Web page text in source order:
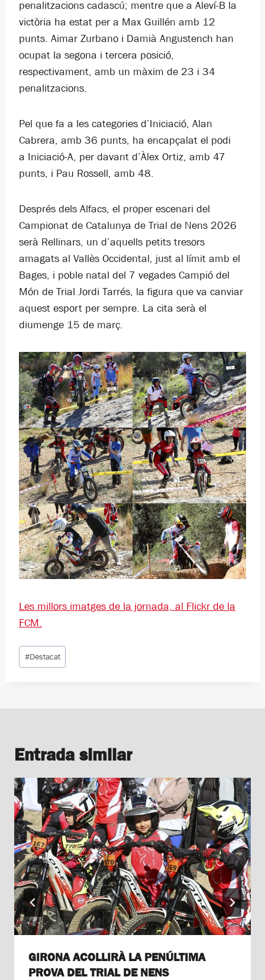
penalitzacions cadascú; mentre que a Aleví-B la
victòria ha estat per a Max Guillén amb 12
punts. Aimar Zurbano i Damià Angustench han
ocupat la segona i tercera posició,
respectivament, amb un màxim de 23 i 34
penalitzacions.
Pel que fa a les categories d’Iniciació, Alan
Cabrera, amb 36 punts, ha encapçalat el podi
a Iniciació-A, per davant d’Àlex Ortiz, amb 47
punts, i Pau Rossell, amb 48.
Després dels Alfacs, el proper escenari del
Campionat de Catalunya de Trial de Nens 2026
serà Rellinars, un d’aquells petits tresors
amagats al Vallès Occidental, just al límit amb el
Bages, i poble natal del 7 vegades Campió del
Món de Trial Jordi Tarrés, la figura que va canviar
aquest esport per sempre. La cita serà el
diumenge 15 de març.
Les millors imatges de la jornada, al Flickr de la
FCM.
Etiquetes
d'entrada
#Destacat
Entrada similar
GIRONA ACOLLIRÀ LA PENÚLTIMA
PROVA DEL TRIAL DE NENS